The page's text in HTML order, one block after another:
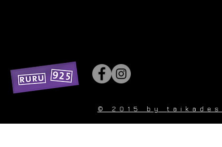
© 2015 by